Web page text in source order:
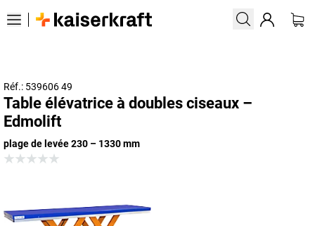
Réf.: 539606 49
Table élévatrice à doubles ciseaux –
Edmolift
plage de levée 230 – 1330 mm